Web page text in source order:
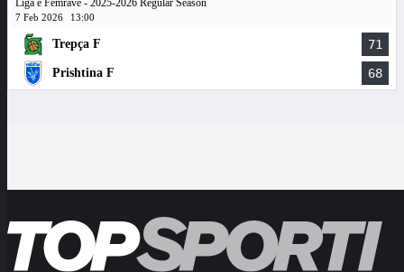
Liga e Femrave - 2025-2026 Regular Season
7 Feb 2026 13:00
Trepça F 71
Prishtina F 68